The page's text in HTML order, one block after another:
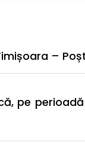
–
pe